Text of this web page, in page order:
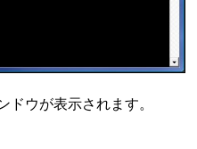
ドウが表示されます。